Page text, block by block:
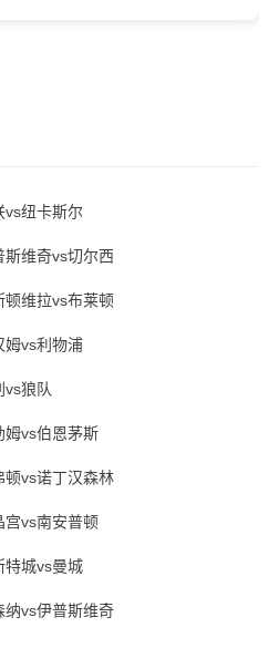
vs纽卡斯尔
斯维奇vs切尔西
顿维拉vs布莱顿
姆vs利物浦
vs狼队
姆vs伯恩茅斯
顿vs诺丁汉森林
宫vs南安普顿
特城vs曼城
纳vs伊普斯维奇